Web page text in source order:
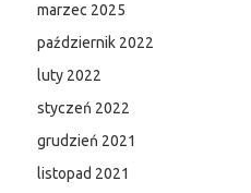
marzec 2025
październik 2022
luty 2022
styczeń 2022
grudzień 2021
listopad 2021